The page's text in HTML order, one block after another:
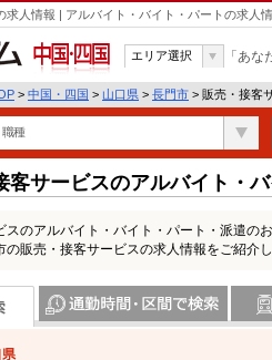
求人情報 | アルバイト・バイト・パートの求人
中国・四国
エリア選択 「あ
> 中国・四国 > 山口県 > 長門市 > 販売・接客
職種
客サービスのアルバイト・
のアルバイト・バイト・パート・派遣の
販売・接客サービスの求人情報をご紹介し
県